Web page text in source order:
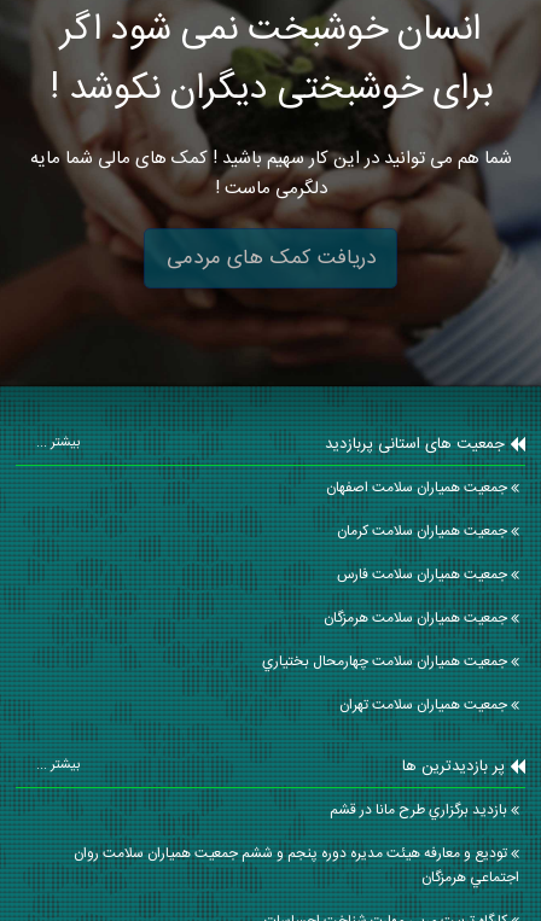
انسان خوشبخت نمی شود اگر
برای خوشبختی دیگران نکوشد !
شما هم می توانید در این کار سهیم باشید ! کمک های مالی شما مایه
دلگرمی ماست !
دریافت کمک های مردمی
جمعیت های استانی پربازدید بیشتر ...
جمعیت همیاران سلامت اصفهان
جمعیت همیاران سلامت كرمان
جمعیت همیاران سلامت فارس
جمعیت همیاران سلامت هرمزگان
جمعیت همیاران سلامت چهارمحال بختياري
جمعیت همیاران سلامت تهران
پر بازدیدترین ها بیشتر ...
بازديد برگزاري طرح مانا در قشم
توديع و معارفه هيئت مديره دوره پنجم و ششم جمعيت همياران سلامت روان
اجتماعي هرمزگان